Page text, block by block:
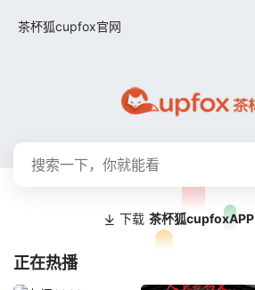
茶杯狐cupfox官网
下载 茶杯狐cupfoxAPP
正在热播